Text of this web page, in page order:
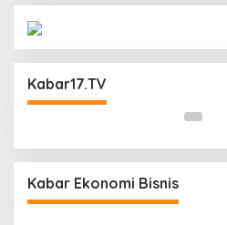
Kabar17.TV
Operasi Cipta Kondisi
Malam Libur
Kabar Ekonomi Bisnis